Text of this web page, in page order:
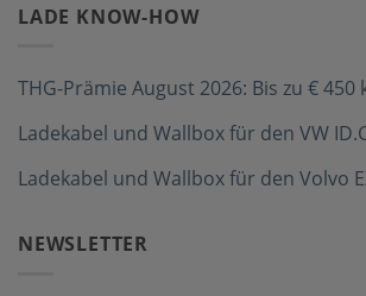
LADE KNOW-HOW
THG-Prämie August 2026: Bis zu € 450
Ladekabel und Wallbox für den VW
Ladekabel und Wallbox für den Volvo
NEWSLETTER